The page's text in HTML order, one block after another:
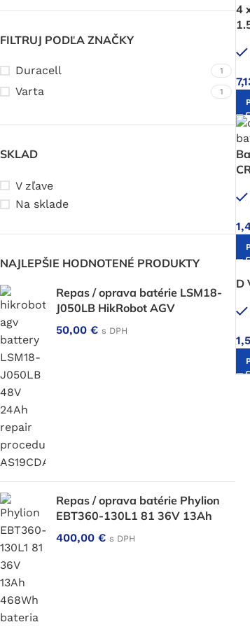
FILTRUJ PODĽA ZNAČKY
Duracell 1
Varta 1
SKLAD
V zľave
Na sklade
NAJLEPŠIE HODNOTENÉ PRODUKTY
Repas / oprava batérie LSM18-
J050LB HikRobot AGV
50,00 € s DPH
Repas / oprava batérie Phylion
EBT360-130L1 81 36V 13Ah
400,00 € s DPH
4
D